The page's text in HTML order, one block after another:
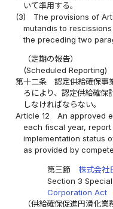
いて準用する。
(3)
The provisions of
mutandis to
the preceding two
（定期の報告）
(Scheduled Reporting)
第十二条
認定供給確保事
ろにより、認定供給確保
しなければならない。
Article 12
An approved
each fiscal year,
implementation status
as provided by
第三節 株式会社
Section 3
Corporation Act
（供給確保促進円滑化業